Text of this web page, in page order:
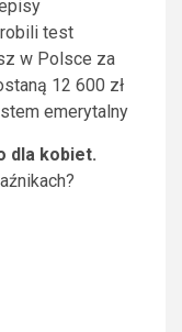
test
w Polsce za
12 600 zł
emerytalny
dla kobiet.